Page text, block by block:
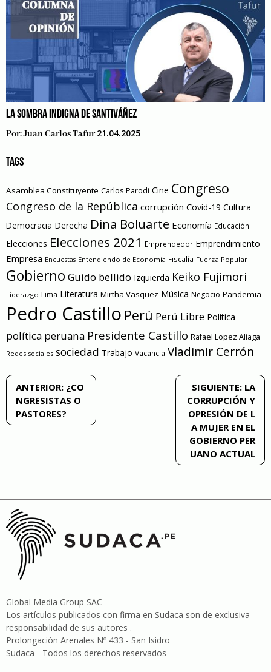
LA SOMBRA INDIGNA DE SANTIVÁÑEZ
Por:Juan Carlos Tafur 21.04.2025
TAGS
Asamblea Constituyente Carlos Parodi Cine Congreso
Congreso de la República corrupción Covid-19 Cultura
Democracia Derecha Dina Boluarte Economía Educación
Elecciones Elecciones 2021 Emprendedor Emprendimiento
Empresa Encuestas Entendiendo de Economía Fiscalía Fuerza Popular
Gobierno Guido bellido Izquierda Keiko Fujimori
Liderazgo Lima Literatura Mirtha Vasquez Música Negocio Pandemia
Pedro Castillo Perú Perú Libre Política
política peruana Presidente Castillo Rafael Lopez Aliaga
Redes sociales sociedad Trabajo Vacancia Vladimir Cerrón
Navegación
de
entradas
ANTERIOR: ¿CO
NGRESISTAS O
PASTORES?
SIGUIENTE: LA
CORRUPCIÓN Y
OPRESIÓN DE L
A MUJER EN EL
GOBIERNO PER
UANO ACTUAL
Global Media Group SAC
Los artículos publicados con firma en Sudaca son de exclusiva
responsabilidad de sus autores .
Prolongación Arenales Nº 433 - San Isidro
Sudaca - Todos los derechos reservados